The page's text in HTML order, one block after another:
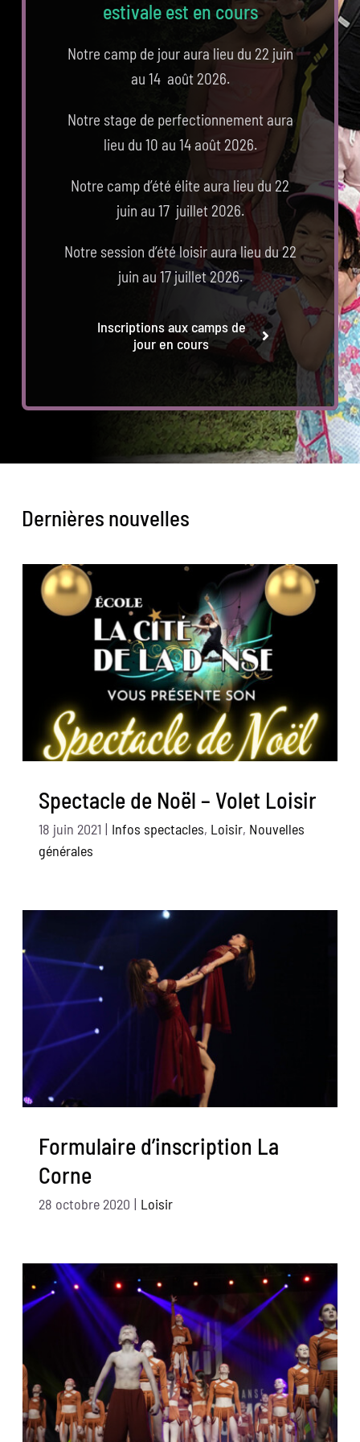
estivale est en cours
Notre camp de jour aura lieu du 22 juin
au 14 août 2026.
Notre stage de perfectionnement aura
lieu du 10 au 14 août 2026.
Notre camp d’été élite aura lieu du 22
juin au 17 juillet 2026.
Notre session d’été loisir aura lieu du 22
juin au 17 juillet 2026.
Inscriptions aux camps de
jour en cours
Dernières nouvelles
Spectacle de Noël – Volet Loisir
18 juin 2021 | Infos spectacles, Loisir, Nouvelles
générales
Formulaire d’inscription La
Corne
28 octobre 2020 | Loisir